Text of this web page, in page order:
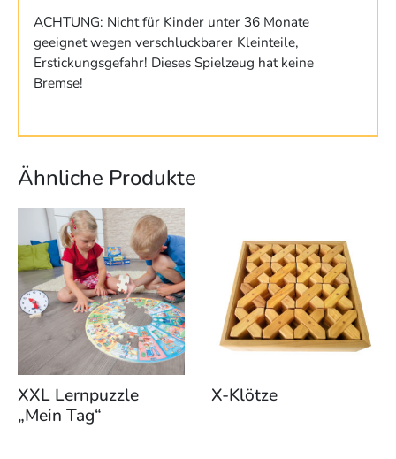
ACHTUNG: Nicht für Kinder unter 36 Monate
geeignet wegen verschluckbarer Kleinteile,
Erstickungsgefahr! Dieses Spielzeug hat keine
Bremse!
Ähnliche Produkte
XXL Lernpuzzle
„Mein Tag“
X-Klötze
Produkt
weist
mehrere
Varianten
auf.
Die
können